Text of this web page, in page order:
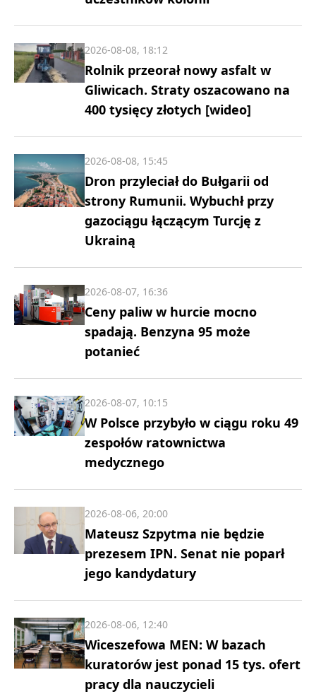
Rolnik przeorał nowy asfalt w
Gliwicach. Straty oszacowano na
400 tysięcy złotych [wideo]
2026-08-08, 18:12
Dron przyleciał do Bułgarii od
strony Rumunii. Wybuchł przy
gazociągu łączącym Turcję z
Ukrainą
2026-08-08, 15:45
Ceny paliw w hurcie mocno
spadają. Benzyna 95 może
potanieć
2026-08-07, 16:36
W Polsce przybyło w ciągu roku 49
zespołów ratownictwa
medycznego
2026-08-07, 10:15
Mateusz Szpytma nie będzie
prezesem IPN. Senat nie poparł
jego kandydatury
2026-08-06, 20:00
Wiceszefowa MEN: W bazach
kuratorów jest ponad 15 tys. ofert
pracy dla nauczycieli
2026-08-06, 12:40